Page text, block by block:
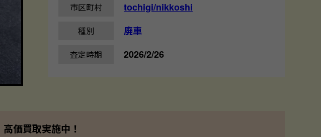
市区町村 tochigi/nikkoshi
種別 廃車
査定時期 2026/2/26
価買取実施中！